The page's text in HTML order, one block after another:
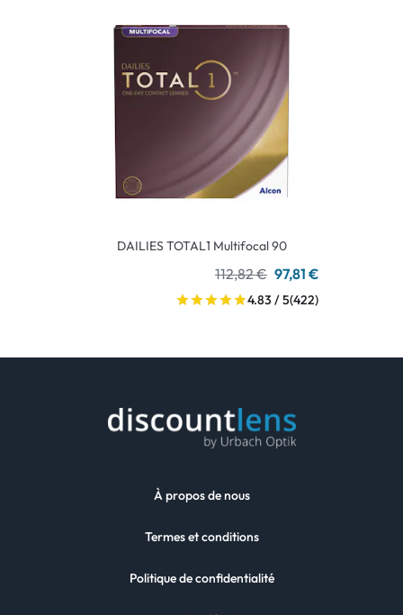
DAILIES TOTAL1 Multifocal 90
112,82 € 97,81 €
4.83 / 5(422)
À propos de nous
Termes et conditions
Politique de confidentialité